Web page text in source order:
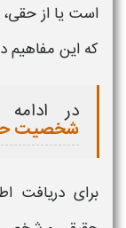
است یا از
که این مفاهیم
در ادامه
شخصیت
برای دریافت